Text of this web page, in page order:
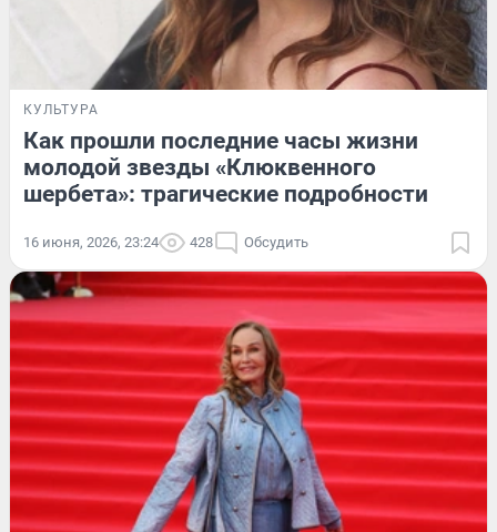
КУЛЬТУРА
Как прошли последние часы жизни
молодой звезды «Клюквенного
шербета»: трагические подробности
16 июня, 2026, 23:24 428 Обсудить